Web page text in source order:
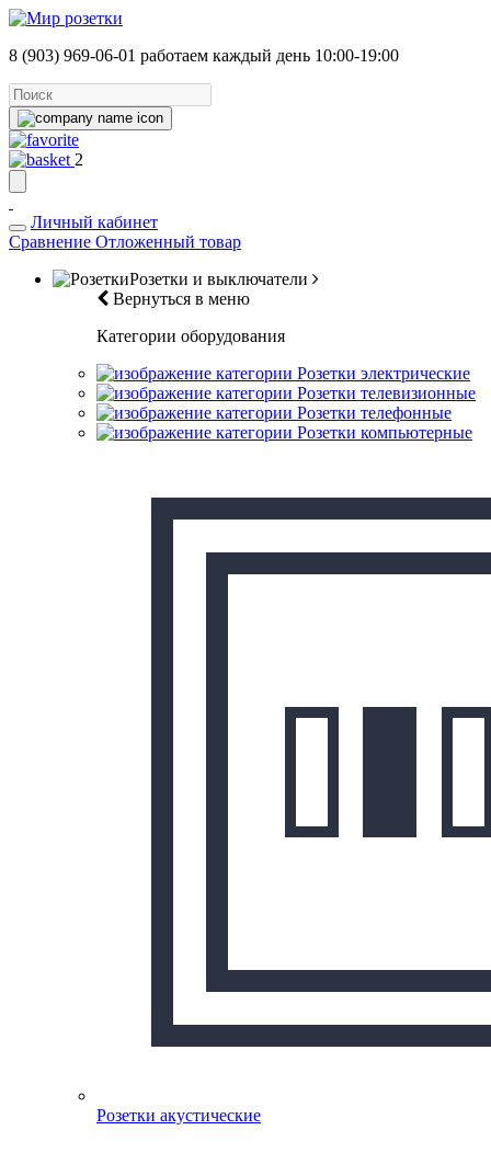
8 (903) 969-06-01 работаем каждый день 10:00-19:00
2
Личный кабинет
Сравнение Отложенный товар
Розетки и выключатели
Вернуться в меню
Категории оборудования
Розетки электрические
Розетки телевизионные
Розетки телефонные
Розетки компьютерные
Розетки акустические